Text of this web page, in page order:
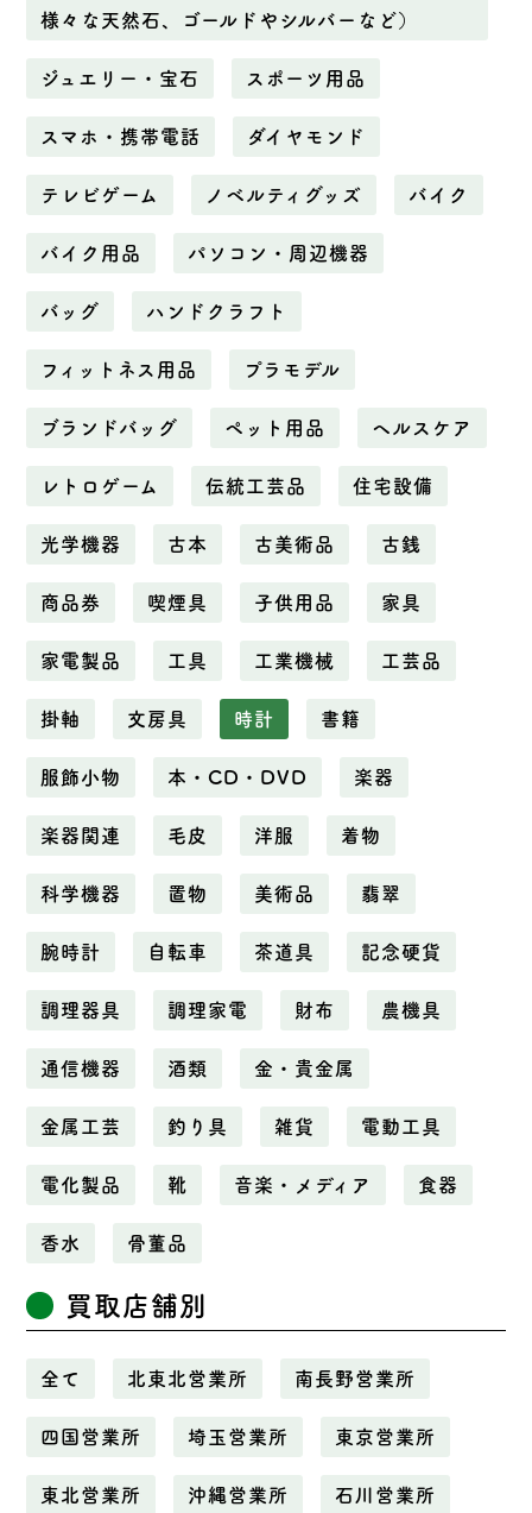
様々な天然石、ゴールドやシルバーなど）
ジュエリー・宝石 スポーツ用品
スマホ・携帯電話 ダイヤモンド
テレビゲーム ノベルティグッズ バイク
バイク用品 パソコン・周辺機器
バッグ ハンドクラフト
フィットネス用品 プラモデル
ブランドバッグ ペット用品 ヘルスケア
レトロゲーム 伝統工芸品 住宅設備
光学機器 古本 古美術品 古銭
商品券 喫煙具 子供用品 家具
家電製品 工具 工業機械 工芸品
掛軸 文房具 時計 書籍
服飾小物 本・CD・DVD 楽器
楽器関連 毛皮 洋服 着物
科学機器 置物 美術品 翡翠
腕時計 自転車 茶道具 記念硬貨
調理器具 調理家電 財布 農機具
通信機器 酒類 金・貴金属
金属工芸 釣り具 雑貨 電動工具
電化製品 靴 音楽・メディア 食器
香水 骨董品
買取店舗別
全て 北東北営業所 南長野営業所
四国営業所 埼玉営業所 東京営業所
東北営業所 沖縄営業所 石川営業所